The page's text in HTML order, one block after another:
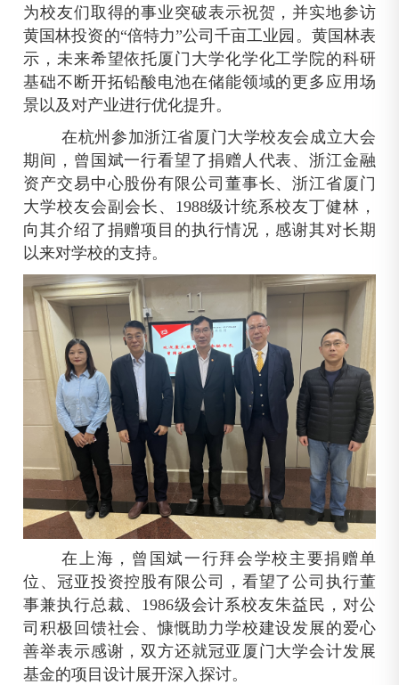
为校友们取得的事业突破表示祝贺，并实地参访
黄国林投资的“倍特力”公司千亩工业园。黄国林表
示，未来希望依托厦门大学化学化工学院的科研
基础不断开拓铅酸电池在储能领域的更多应用场
景以及对产业进行优化提升。
在杭州参加浙江省厦门大学校友会成立大会
期间，曾国斌一行看望了捐赠人代表、浙江金融
资产交易中心股份有限公司董事长、浙江省厦门
大学校友会副会长、1988级计统系校友丁健林，
向其介绍了捐赠项目的执行情况，感谢其对长期
以来对学校的支持。
在上海，曾国斌一行拜会学校主要捐赠单
位、冠亚投资控股有限公司，看望了公司执行董
事兼执行总裁、1986级会计系校友朱益民，对公
司积极回馈社会、慷慨助力学校建设发展的爱心
善举表示感谢，双方还就冠亚厦门大学会计发展
基金的项目设计展开深入探讨。